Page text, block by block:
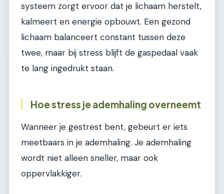
systeem zorgt ervoor dat je lichaam herstelt,
kalmeert en energie opbouwt. Een gezond
lichaam balanceert constant tussen deze
twee, maar bij stress blijft de gaspedaal vaak
te lang ingedrukt staan.
Hoe stress je ademhaling overneemt
Wanneer je gestrest bent, gebeurt er iets
meetbaars in je ademhaling. Je ademhaling
wordt niet alleen sneller, maar ook
oppervlakkiger.